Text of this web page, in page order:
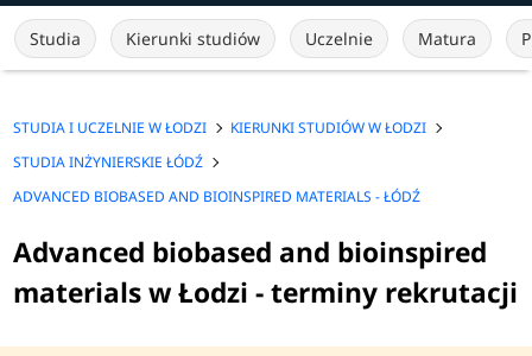
Studia Kierunki studiów Uczelnie Matura
STUDIA I UCZELNIE W ŁODZI
KIERUNKI STUDIÓW W ŁODZI
STUDIA INŻYNIERSKIE ŁÓDŹ
ADVANCED BIOBASED AND BIOINSPIRED MATERIALS - ŁÓDŹ
Advanced biobased and bioinspired
materials w Łodzi - terminy rekrutacji